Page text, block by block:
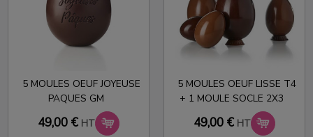
5 MOULES OEUF JOYEUSE
PAQUES GM
49,00 € HT
5 MOULES OEUF LISSE T4
+ 1 MOULE SOCLE 2X3
49,00 € HT